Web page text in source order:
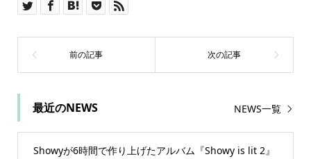
最近のNEWS NEWS一覧
Showyが6時間で作り上げたアルバム『Showy is lit 2』